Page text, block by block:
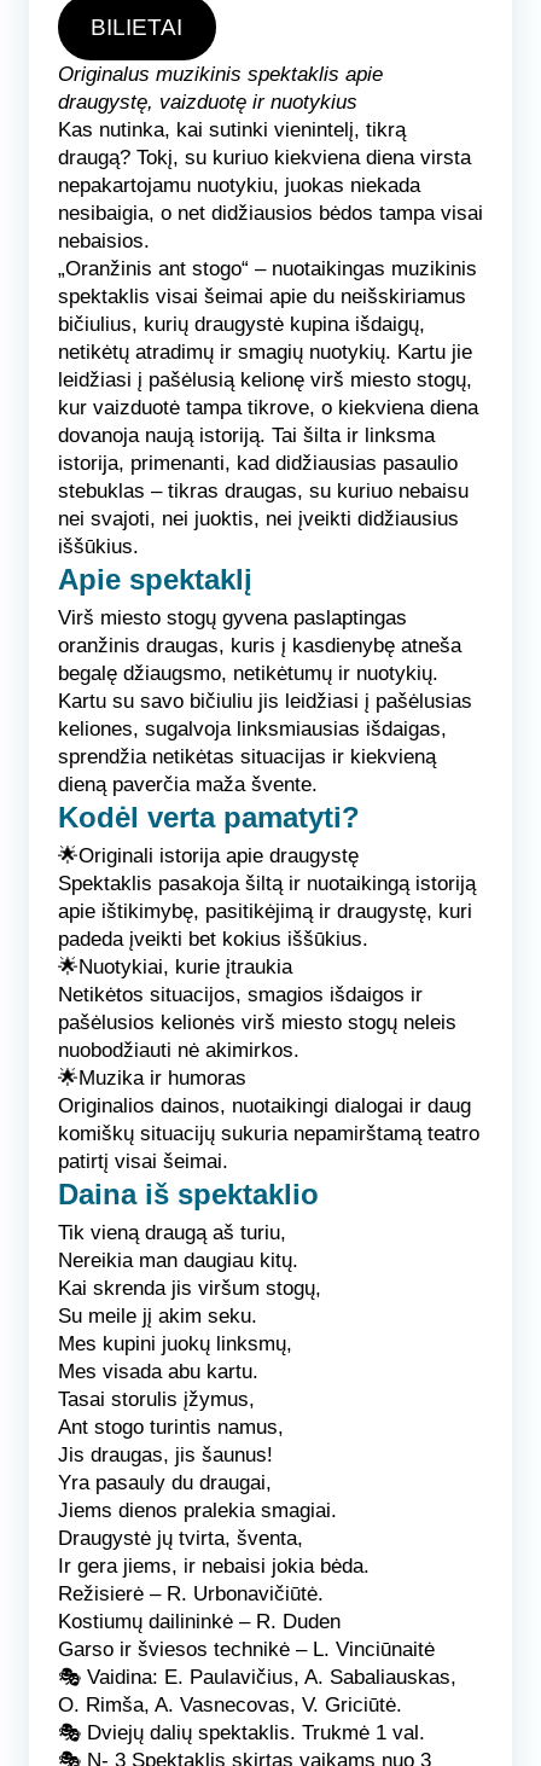
BILIETAI
Originalus muzikinis spektaklis apie
draugystę, vaizduotę ir nuotykius
Kas nutinka, kai sutinki vienintelį, tikrą
draugą? Tokį, su kuriuo kiekviena diena virsta
nepakartojamu nuotykiu, juokas niekada
nesibaigia, o net didžiausios bėdos tampa visai
nebaisios.
„Oranžinis ant stogo“ – nuotaikingas muzikinis
spektaklis visai šeimai apie du neišskiriamus
bičiulius, kurių draugystė kupina išdaigų,
netikėtų atradimų ir smagių nuotykių. Kartu jie
leidžiasi į pašėlusią kelionę virš miesto stogų,
kur vaizduotė tampa tikrove, o kiekviena diena
dovanoja naują istoriją. Tai šilta ir linksma
istorija, primenanti, kad didžiausias pasaulio
stebuklas – tikras draugas, su kuriuo nebaisu
nei svajoti, nei juoktis, nei įveikti didžiausius
iššūkius.
Apie spektaklį
Virš miesto stogų gyvena paslaptingas
oranžinis draugas, kuris į kasdienybę atneša
begalę džiaugsmo, netikėtumų ir nuotykių.
Kartu su savo bičiuliu jis leidžiasi į pašėlusias
keliones, sugalvoja linksmiausias išdaigas,
sprendžia netikėtas situacijas ir kiekvieną
dieną paverčia maža švente.
Kodėl verta pamatyti?
🌟Originali istorija apie draugystę
Spektaklis pasakoja šiltą ir nuotaikingą istoriją
apie ištikimybę, pasitikėjimą ir draugystę, kuri
padeda įveikti bet kokius iššūkius.
🌟Nuotykiai, kurie įtraukia
Netikėtos situacijos, smagios išdaigos ir
pašėlusios kelionės virš miesto stogų neleis
nuobodžiauti nė akimirkos.
🌟Muzika ir humoras
Originalios dainos, nuotaikingi dialogai ir daug
komiškų situacijų sukuria nepamirštamą teatro
patirtį visai šeimai.
Daina iš spektaklio
Tik vieną draugą aš turiu,
Nereikia man daugiau kitų.
Kai skrenda jis viršum stogų,
Su meile jį akim seku.
Mes kupini juokų linksmų,
Mes visada abu kartu.
Tasai storulis įžymus,
Ant stogo turintis namus,
Jis draugas, jis šaunus!
Yra pasauly du draugai,
Jiems dienos pralekia smagiai.
Draugystė jų tvirta, šventa,
Ir gera jiems, ir nebaisi jokia bėda.
Režisierė – R. Urbonavičiūtė.
Kostiumų dailininkė – R. Duden
Garso ir šviesos technikė – L. Vinciūnaitė
🎭 Vaidina: E. Paulavičius, A. Sabaliauskas,
O. Rimša, A. Vasnecovas, V. Griciūtė.
🎭 Dviejų dalių spektaklis. Trukmė 1 val.
🎭 N- 3 Spektaklis skirtas vaikams nuo 3